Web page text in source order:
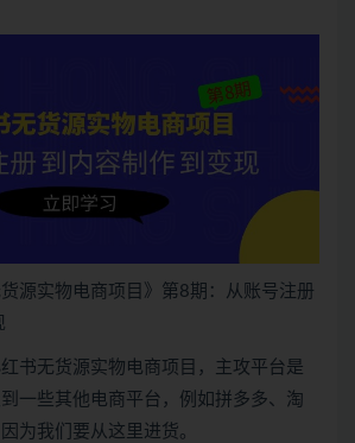
源实物电商项目》第8期：从账号注册
书无货源实物电商项目，主攻平台是
一些其他电商平台，例如拼多多、淘
为我们要从这里进货。